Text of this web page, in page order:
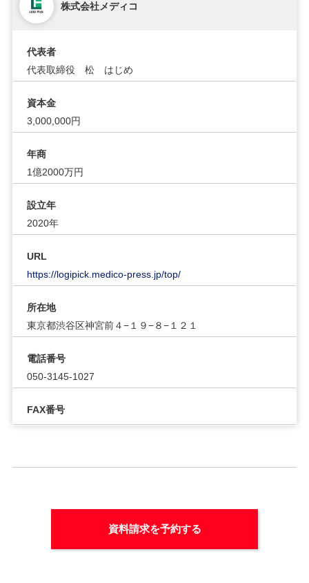
株式会社メディコ
代表者
代表取締役 松 はじめ
資本金
3,000,000円
年商
1億2000万円
設立年
2020年
URL
https://logipick.medico-press.jp/top/
所在地
東京都渋谷区神宮前４−１９−８−１２１
電話番号
050-3145-1027
FAX番号
資料請求を予約する